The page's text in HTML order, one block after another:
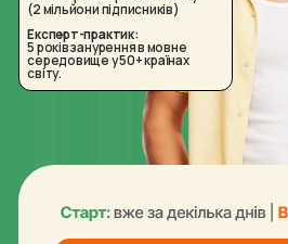
СПРОБУВАТИ ЗА ₴249